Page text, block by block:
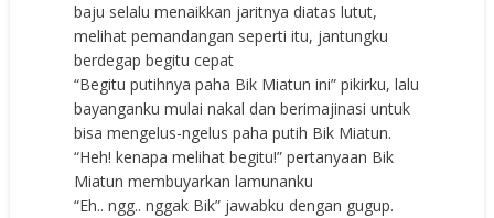
baju selalu menaikkan jaritnya diatas lutut,
melihat pemandangan seperti itu, jantungku
berdegap begitu cepat
“Begitu putihnya paha Bik Miatun ini” pikirku, lalu
bayanganku mulai nakal dan berimajinasi untuk
bisa mengelus-ngelus paha putih Bik Miatun.
“Heh! kenapa melihat begitu!” pertanyaan Bik
Miatun membuyarkan lamunanku
“Eh.. ngg.. nggak Bik” jawabku dengan gugup.